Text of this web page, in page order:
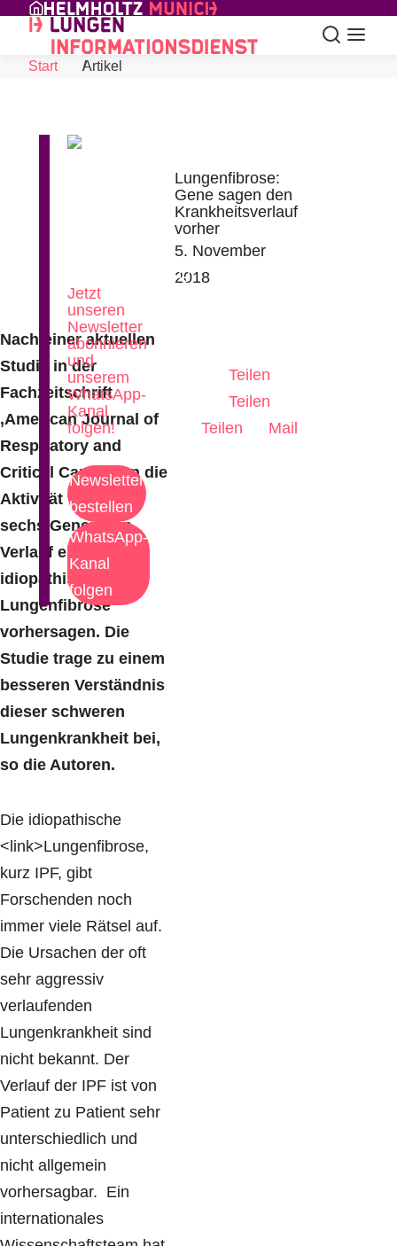
Skip to Content
Suche
Start
Artikel
Lungenfibrose:
Gene sagen den
Krankheitsverlauf
vorher
5. November
2018
Nach einer aktuellen
Studie in der
Fachzeitschrift
‚American Journal of
Respiratory and
Critical Care‘ kann die
Aktivität von nur
sechs Genen den
Verlauf einer
idiopathischen
Lungenfibrose
vorhersagen. Die
Studie trage zu einem
besseren Verständnis
dieser schweren
Lungenkrankheit bei,
so die Autoren.
Die idiopathische
<link>Lungenfibrose,
kurz IPF, gibt
Forschenden noch
immer viele Rätsel auf.
Die Ursachen der oft
sehr aggressiv
verlaufenden
Lungenkrankheit sind
nicht bekannt. Der
Verlauf der IPF ist von
Patient zu Patient sehr
unterschiedlich und
nicht allgemein
vorhersagbar. Ein
internationales
Teilen
Teilen
Teilen
Mail
Lungenforschung
Jetzt
unseren
Newsletter
abonnieren
und
unserem
WhatsApp-
Kanal
folgen!
Newsletter
bestellen
WhatsApp-
Kanal
folgen